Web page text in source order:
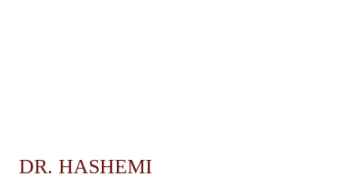
DR. HASHEMI